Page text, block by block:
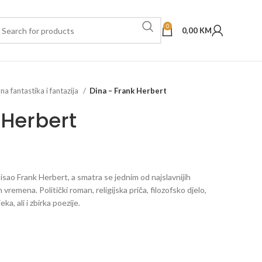
0 0,00 KM
fantastika i fantazija Dina – Frank Herbert
Frank Herbert, a smatra se jednim od najslavnijih
Politički roman, religijska priča, filozofsko djelo,
ali i zbirka poezije.